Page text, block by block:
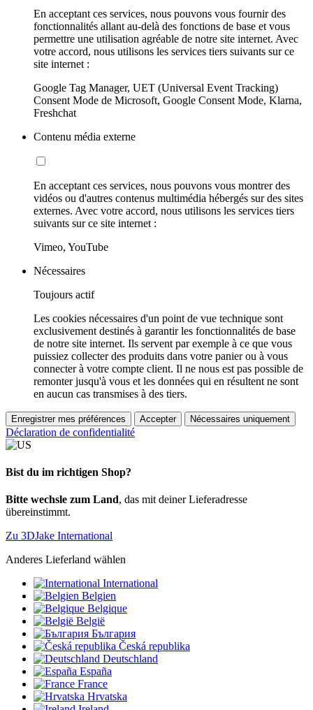
En acceptant ces services, nous pouvons vous fournir des
fonctionnalités allant au-delà des fonctions de base et vous
permettre une utilisation agréable de notre site internet. Avec
votre accord, nous utilisons les services tiers suivants sur ce
site internet :
Google Tag Manager, UET (Universal Event Tracking)
Consent Mode de Microsoft, Google Consent Mode, Klarna,
Freshchat
Contenu média externe
En acceptant ces services, nous pouvons vous montrer des
vidéos ou d'autres contenus multimédia hébergés sur des sites
externes. Avec votre accord, nous utilisons les services tiers
suivants sur ce site internet :
Vimeo, YouTube
Nécessaires
Toujours actif
Les cookies nécessaires d'un point de vue technique sont
exclusivement destinés à garantir les fonctionnalités de base
de notre site internet. Ils servent par exemple à ce que vous
puissiez collecter des produits dans votre panier ou à vous
connecter à votre compte client. Il ne nous est pas possible de
remonter jusqu'à vous et les données qui en résultent ne sont
en aucun cas transmises à des tiers.
Enregistrer mes préférences Accepter Nécessaires uniquement
Déclaration de confidentialité
Bist du im richtigen Shop?
Bitte wechsle zum Land, das mit deiner Lieferadresse
übereinstimmt.
Zu 3DJake International
Anderes Lieferland wählen
International
Belgien
Belgique
België
България
Česká republika
Deutschland
España
France
Hrvatska